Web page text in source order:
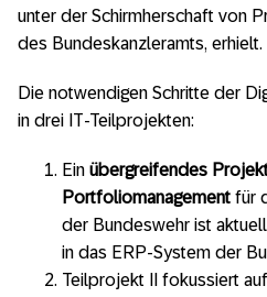
unter der Schirmherschaft von
des Bundeskanzleramts, erhielt.
Die notwendigen Schritte der
in drei IT-Teilprojekten:
Ein übergreifendes
Portfoliomanagement für
der Bundeswehr ist
in das ERP-System der
Teilprojekt II fokussiert